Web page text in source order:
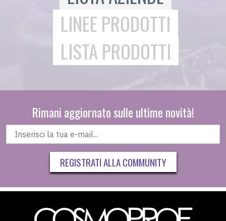
LINEE PRODOTTI
LISTA PRODOTTI
Rimani aggiornato sulle ultime novità!
REGISTRATI ALLA COMMUNITY